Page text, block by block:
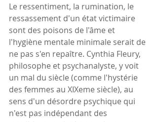
Le ressentiment, la rumination, le
ressassement d'un état victimaire
sont des poisons de l'âme et
l'hygiène mentale minimale serait de
ne pas s'en repaître. Cynthia Fleury,
philosophe et psychanalyste, y voit
un mal du siècle (comme l'hystérie
des femmes au XIXeme siècle), au
sens d'un désordre psychique qui
n'est pas indépendant des